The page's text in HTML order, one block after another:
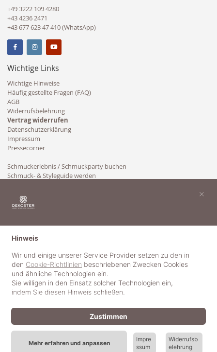
+49 3222 109 4280
+43 4236 2471
+43 677 623 47 410 (WhatsApp)
Wichtige Links
Wichtige Hinweise
Häufig gestellte Fragen (FAQ)
AGB
Widerrufsbelehrung
Vertrag widerrufen
Datenschutzerklärung
Impressum
Pressecorner
Schmuckerlebnis / Schmuckparty buchen
Schmuck- & Styleguide werden
© 2018-2025 dekoster GmbH
Hinweis
Wir und einige unserer Service Provider setzen zu den in
den Cookie-Richtlinien beschriebenen Zwecken Cookies
und ähnliche Technologien ein.
Sie willigen in den Einsatz solcher Technologien ein,
indem Sie diesen Hinweis schließen.
Mehr erfahren und anpassen
Impre
ssum
Widerrufsb
elehrung
Zustimmen
×